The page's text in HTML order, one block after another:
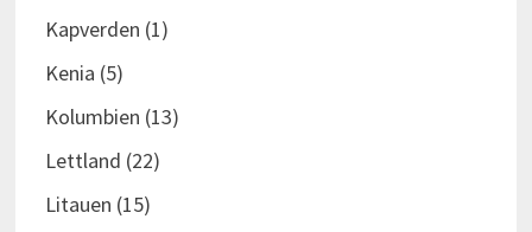
Kapverden (1)
Kenia (5)
Kolumbien (13)
Lettland (22)
Litauen (15)